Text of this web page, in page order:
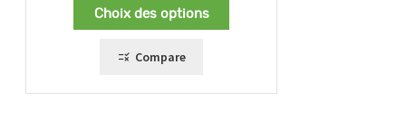
Choix des options
Compare